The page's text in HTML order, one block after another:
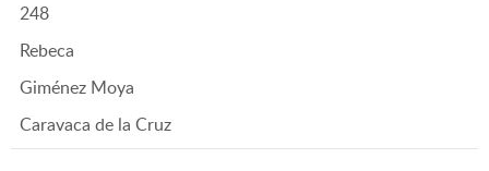
248
Rebeca
Giménez Moya
Caravaca de la Cruz